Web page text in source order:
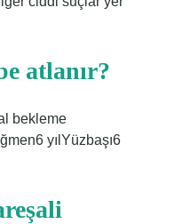
atlanır?
bekleme
yılYüzbaşı6